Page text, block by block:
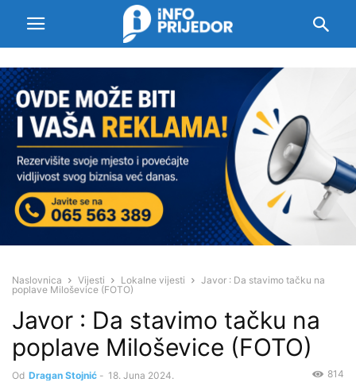
Naslovnica Vijesti Lokalne vijesti
Javor : Da stavimo tačku na
poplave Miloševice (FOTO)
Javor : Da stavimo tačku na
poplave Miloševice (FOTO)
Od Dragan Stojnić - 18. Juna 2024. 814